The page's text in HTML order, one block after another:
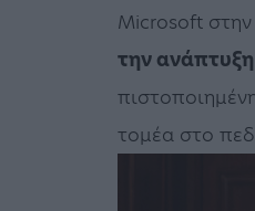
Microsoft
την
τομέα στο